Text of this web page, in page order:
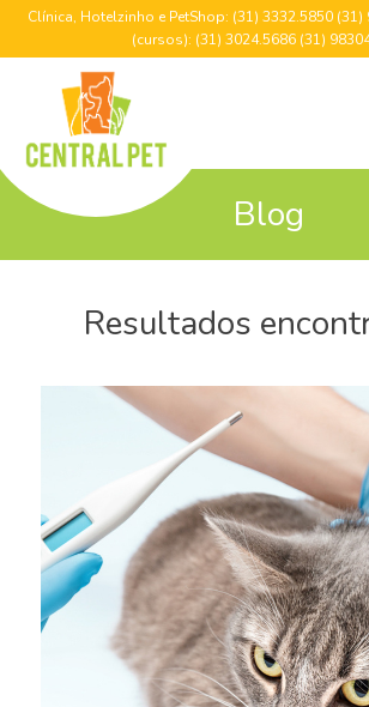
Clínica, Hotelzinho e PetShop: (31) 3332.5850
(cursos): (31) 3024.5686 (31)
Blog
Resultados